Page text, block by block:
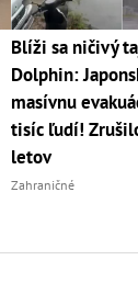
Blíži sa ničivý
Dolphin:
masívnu
tisíc ľudí!
letov
Zahraničné